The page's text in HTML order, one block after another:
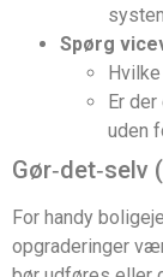
Spørg
Er
uden
Gør‑det‑selv
For handy
opgraderinger